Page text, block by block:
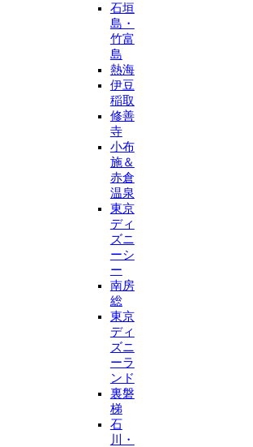
石垣
島・
竹富
島
熱海
伊豆
稲取
修善
寺
小布
施＆
赤倉
温泉
東京
ディ
ズニ
ーシ
ー
南房
総
東京
ディ
ズニ
ーラ
ンド
裏磐
梯
石
川・